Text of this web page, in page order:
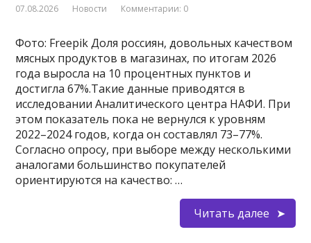
07.08.2026 Новости Комментарии: 0
Фото: Freepik Доля россиян, довольных качеством
мясных продуктов в магазинах, по итогам 2026
года выросла на 10 процентных пунктов и
достигла 67%.Такие данные приводятся в
исследовании Аналитического центра НАФИ. При
этом показатель пока не вернулся к уровням
2022–2024 годов, когда он составлял 73–77%.
Согласно опросу, при выборе между несколькими
аналогами большинство покупателей
ориентируются на качество: …
Читать далее